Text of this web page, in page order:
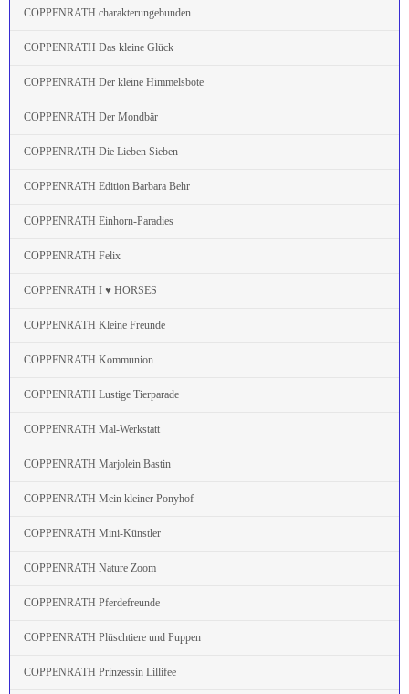
COPPENRATH charakterungebunden
COPPENRATH Das kleine Glück
COPPENRATH Der kleine Himmelsbote
COPPENRATH Der Mondbär
COPPENRATH Die Lieben Sieben
COPPENRATH Edition Barbara Behr
COPPENRATH Einhorn-Paradies
COPPENRATH Felix
COPPENRATH I ♥ HORSES
COPPENRATH Kleine Freunde
COPPENRATH Kommunion
COPPENRATH Lustige Tierparade
COPPENRATH Mal-Werkstatt
COPPENRATH Marjolein Bastin
COPPENRATH Mein kleiner Ponyhof
COPPENRATH Mini-Künstler
COPPENRATH Nature Zoom
COPPENRATH Pferdefreunde
COPPENRATH Plüschtiere und Puppen
COPPENRATH Prinzessin Lillifee